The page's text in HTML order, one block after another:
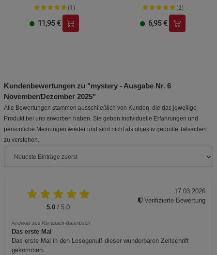
(1)
11,95 €
(2)
6,95 €
Kundenbewertungen zu "mystery - Ausgabe Nr. 6
November/Dezember 2025"
Alle Bewertungen stammen ausschließlich von Kunden, die das jeweilige
Produkt bei uns erworben haben. Sie geben individuelle Erfahrungen und
persönliche Meinungen wieder und sind nicht als objektiv geprüfte Tatsachen
zu verstehen.
5.0 / 5.0
Andreas aus Ransbach-Baumbach
Das erste Mal
Das erste Mal in den Lesegenuß dieser wunderbaren Zeitschrift
gekommen.
17.03.2026
Verifizierte Bewertung